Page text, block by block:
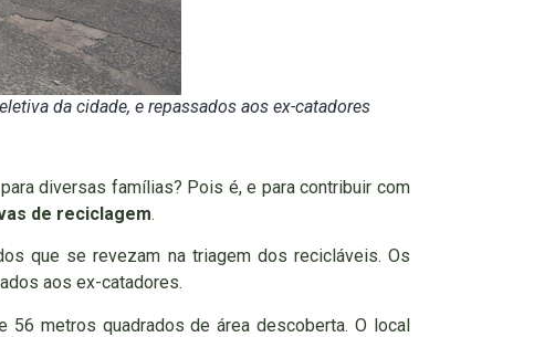
da cidade, e repassados aos ex-catadores
diversas famílias? Pois é, e para contribuir com
de reciclagem.
que se revezam na triagem dos recicláveis. Os
aos ex-catadores.
56 metros quadrados de área descoberta. O local